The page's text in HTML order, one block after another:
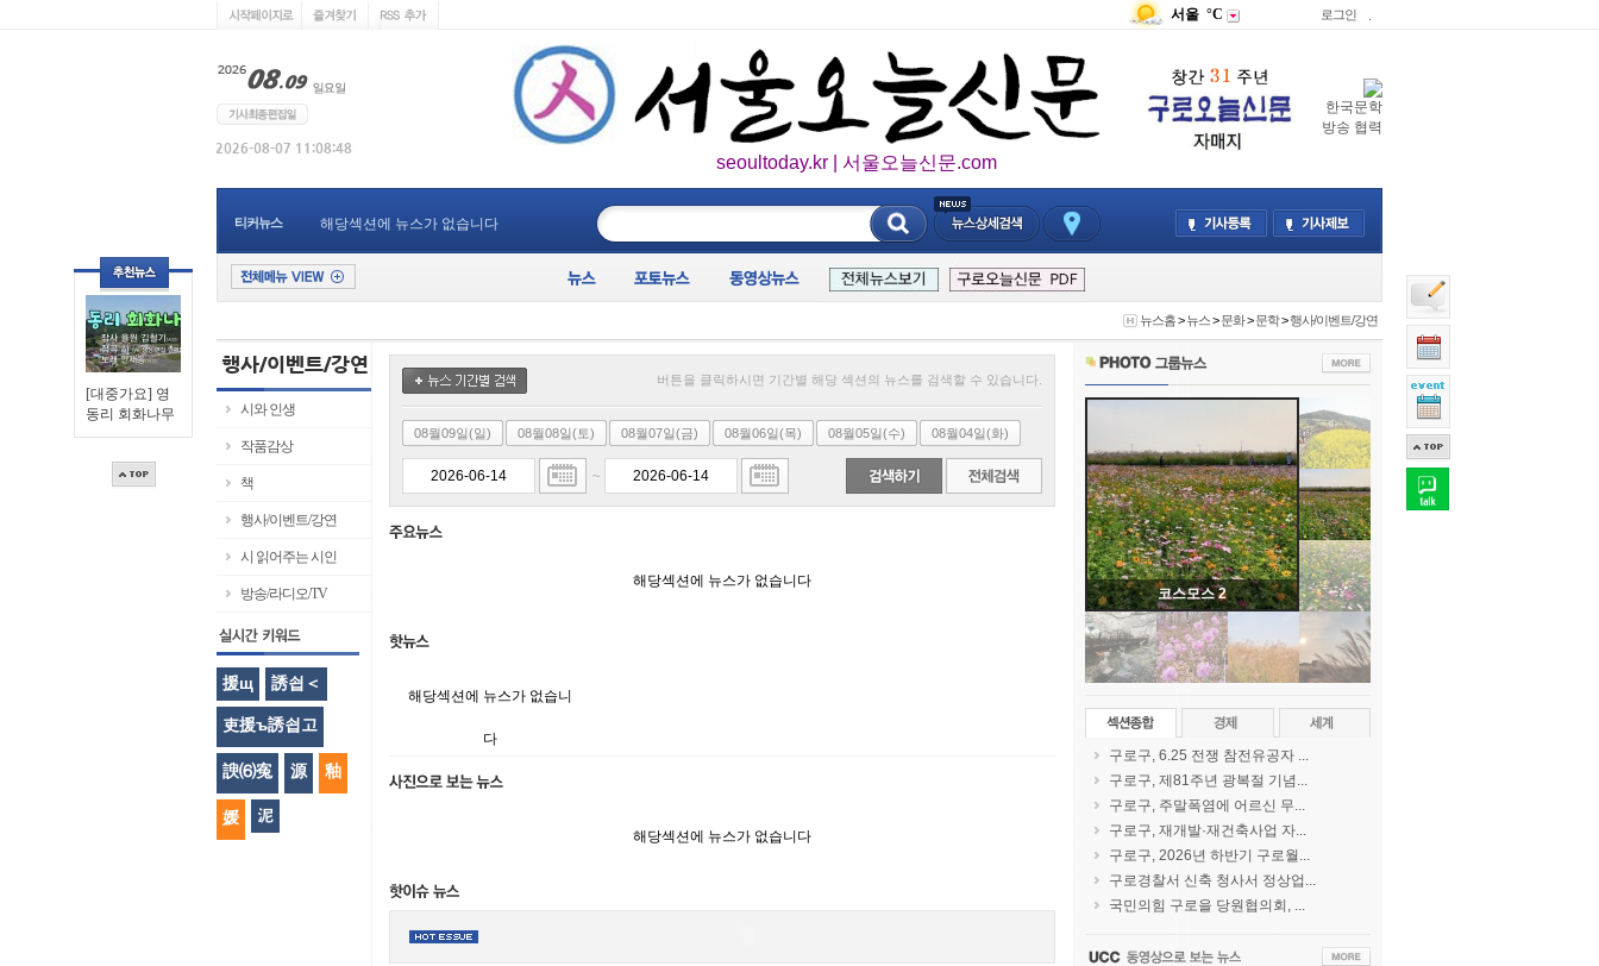
[대중가요] 영
동리 회화나무
서울 °C 로그인
seoultoday.kr | 서울오늘신문.com
한국문학
방송 협력
티커뉴스 해당섹션에 뉴스가 없습니다
뉴스홈>뉴스>문화>문학>행사/이벤트/강연
시와 인생
작품감상
책
행사/이벤트/강연
시 읽어주는 시인
방송/라디오/TV
援щ 誘쇱＜
吏援ъ誘쇱고
諛⑹寃 源 釉
媛 泥
버튼을 클릭하시면 기간별 해당 섹션의 뉴스를 검색할 수 있습니다.
08월09일(일) 08월08일(토) 08월07일(금) 08월06일(목) 08월05일(수) 08월04일(화)
~
해당섹션에 뉴스가 없습니다
해당섹션에 뉴스가 없습니
다
해당섹션에 뉴스가 없습니다
코스모스 2
구로구, 6.25 전쟁 참전유공자 ...
구로구, 제81주년 광복절 기념...
구로구, 주말폭염에 어르신 무...
구로구, 재개발·재건축사업 자...
구로구, 2026년 하반기 구로월...
구로경찰서 신축 청사서 정상업...
국민의힘 구로을 당원협의회, ...